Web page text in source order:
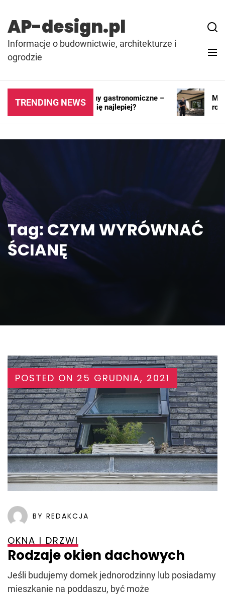
content
AP-design.pl
Informacje o budownictwie, architekturze i
ogrodzie
TRENDING NEWS
Kontenery i pawilony gastronomiczne –
gdzie sprawdzają się najlepiej?
Tag:CZYM WYRÓWNAĆ
ŚCIANĘ
POSTED ON 25 GRUDNIA, 2021
BY REDAKCJA
OKNA I DRZWI
Rodzaje okien dachowych
Jeśli budujemy domek jednorodzinny lub posiadamy
mieszkanie na poddaszu, być może